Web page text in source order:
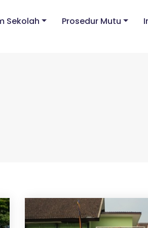
Sekolah Prosedur Mutu